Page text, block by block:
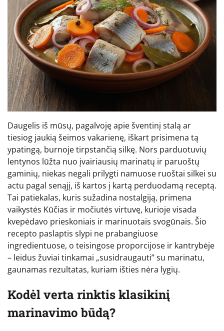
Daugelis iš mūsų, pagalvoję apie šventinį stalą ar
tiesiog jaukią šeimos vakarienę, iškart prisimena tą
ypatingą, burnoje tirpstančią silkę. Nors parduotuvių
lentynos lūžta nuo įvairiausių marinatų ir paruoštų
gaminių, niekas negali prilygti namuose ruoštai silkei su
actu pagal senąjį, iš kartos į kartą perduodamą receptą.
Tai patiekalas, kuris sužadina nostalgiją, primena
vaikystės Kūčias ir močiutės virtuvę, kurioje visada
kvepėdavo prieskoniais ir marinuotais svogūnais. Šio
recepto paslaptis slypi ne prabangiuose
ingredientuose, o teisingose proporcijose ir kantrybėje
– leidus žuviai tinkamai „susidraugauti” su marinatu,
gaunamas rezultatas, kuriam išties nėra lygių.
Kodėl verta rinktis klasikinį
marinavimo būdą?